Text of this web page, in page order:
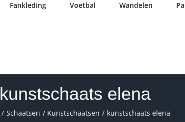
Fankleding Voetbal Wandelen
kunstschaats elena
Schaatsen Kunstschaatsen kunstschaats elena